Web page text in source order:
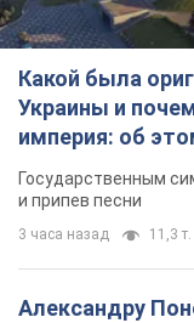
Какой была
Украины и
империя: об
Государственным
и припев песни
3 часа назад 11,3 т.
Александру